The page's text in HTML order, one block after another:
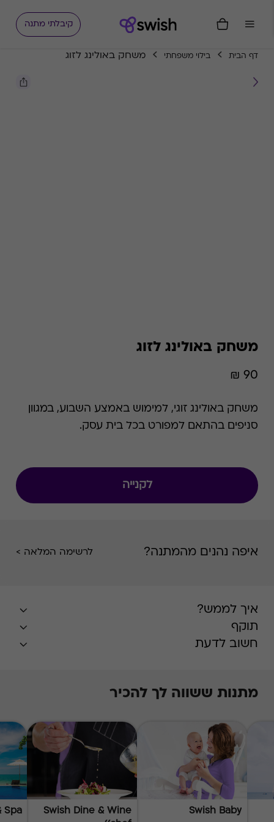
קיבלתי מתנה
דף הבית בילוי משפחתי משחק באולינג לזוג
משחק באולינג לזוג
90 ₪
משחק באולינג זוגי, למימוש באמצע השבוע, במגוון
סניפים בהתאם למפורט בכל בית עסק.
לקנייה
איפה נהנים מהמתנה? לרשימה המלאה >
איך לממש?
תוקף
חשוב לדעת
מתנות ששווה לך להכיר
Swish Baby
Swish Dine & Wine
Spa